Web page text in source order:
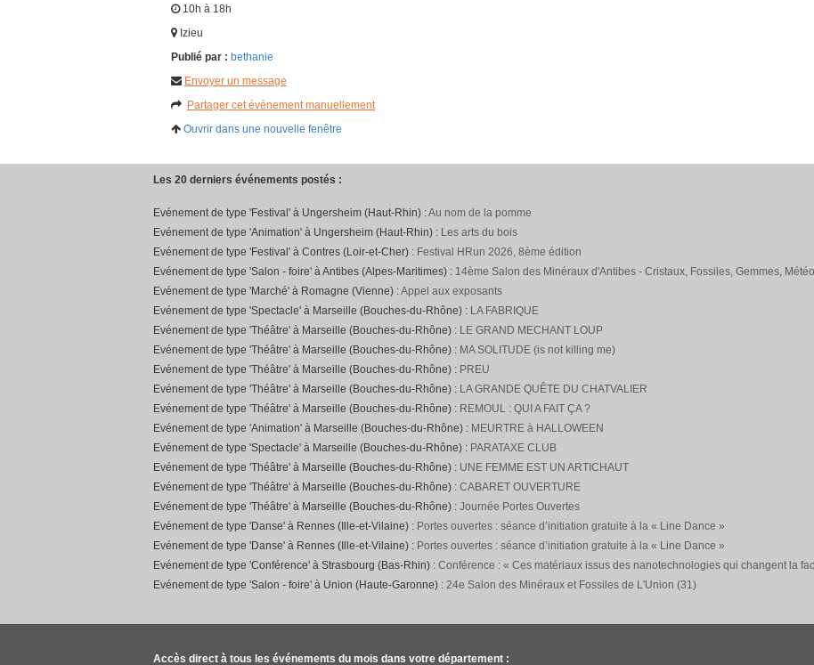
10h à 18h
Izieu
Publié par : bethanie
Envoyer un message
Partager cet événement manuellement
Ouvrir dans une nouvelle fenêtre
Les 20 derniers événements postés :
Evénement de type 'Festival' à Ungersheim (Haut-Rhin) :Au nom de la pomme
Evénement de type 'Animation' à Ungersheim (Haut-Rhin) : Les arts du bois
Evénement de type 'Festival' à Contres (Loir-et-Cher) : Festival HRun 2026, 8ème édition
Evénement de type 'Salon - foire' à Antibes (Alpes-Maritimes) : 14ème Salon des Minéraux d'Antibes - Cristaux, Fossiles, Gemmes,
Evénement de type 'Marché' à Romagne (Vienne) :Appel aux exposants
Evénement de type 'Spectacle' à Marseille (Bouches-du-Rhône) : LA FABRIQUE
Evénement de type 'Théâtre' à Marseille (Bouches-du-Rhône) : LE GRAND MECHANT LOUP
Evénement de type 'Théâtre' à Marseille (Bouches-du-Rhône) : MA SOLITUDE (is not killing me)
Evénement de type 'Théâtre' à Marseille (Bouches-du-Rhône) : PREU
Evénement de type 'Théâtre' à Marseille (Bouches-du-Rhône) : LA GRANDE QUÊTE DU CHATVALIER
Evénement de type 'Théâtre' à Marseille (Bouches-du-Rhône) : REMOUL : QUI A FAIT ÇA ?
Evénement de type 'Animation' à Marseille (Bouches-du-Rhône) : MEURTRE à HALLOWEEN
Evénement de type 'Spectacle' à Marseille (Bouches-du-Rhône) : PARATAXE CLUB
Evénement de type 'Théâtre' à Marseille (Bouches-du-Rhône) : UNE FEMME EST UN ARTICHAUT
Evénement de type 'Théâtre' à Marseille (Bouches-du-Rhône) : CABARET OUVERTURE
Evénement de type 'Théâtre' à Marseille (Bouches-du-Rhône) : Journée Portes Ouvertes
Evénement de type 'Danse' à Rennes (Ille-et-Vilaine) : Portes ouvertes : séance d’initiation gratuite à la « Line Dance »
Evénement de type 'Danse' à Rennes (Ille-et-Vilaine) : Portes ouvertes : séance d’initiation gratuite à la « Line Dance »
Evénement de type 'Conférence' à Strasbourg (Bas-Rhin) : Conférence : « Ces matériaux issus des nanotechnologies qui changent la
Evénement de type 'Salon - foire' à Union (Haute-Garonne) : 24e Salon des Minéraux et Fossiles de L'Union (31)
Accès direct à tous les événements du mois dans votre département :